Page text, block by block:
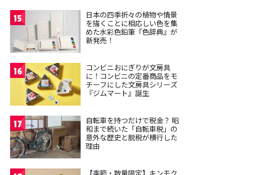
15
日本の四季折々の植物や情景
を描くことに相応しい色を集
めた水彩色鉛筆『色辞典』が
新発売！
16
コンビニおにぎりが文房具
に！コンビニの定番商品をモ
チーフにした文房具シリーズ
『ジムマート』誕生
17
自転車を持つだけで税金？ 昭
和まで続いた「自転車税」の
意外な歴史と脱税が横行した
理由
【季節・数量限定】キンモク